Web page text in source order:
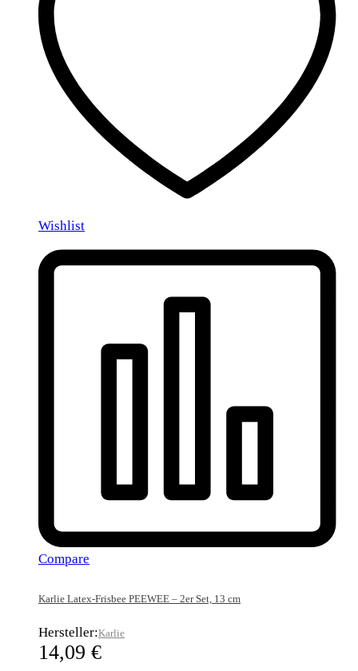
Wishlist
Compare
Karlie Latex-Frisbee PEEWEE – 2er Set, 13 cm
Hersteller:Karlie
14,09 €